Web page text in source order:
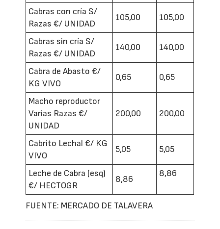
Cabras con cría S/
Razas €/ UNIDAD
105,00 105,00
Cabras sin cría S/
Razas €/ UNIDAD
140,00 140,00
Cabra de Abasto €/
KG VIVO
0,65 0,65
Macho reproductor
Varias Razas €/
UNIDAD
200,00 200,00
Cabrito Lechal €/ KG
VIVO
5,05 5,05
Leche de Cabra (esq)
€/ HECTOGR
8,86
8,86
FUENTE: MERCADO DE TALAVERA